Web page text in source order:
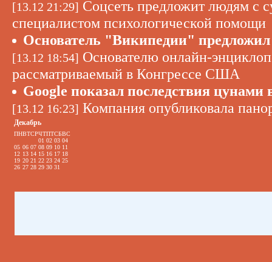
[13.12 21:29] Соцсеть предложит людям с
специалистом психологической помощи
Основатель "Википедии" предложил
[13.12 18:54] Основателю онлайн-
рассматриваемый в Конгрессе США
Google показал последствия
[13.12 16:23] Компания опубликовала
Декабрь
ПНВТСРЧТПТСБВС
01 02 03 04
05 06 07 08 09 10 11
12 13 14 15 16 17 18
19 20 21 22 23 24 25
26 27 28 29 30 31